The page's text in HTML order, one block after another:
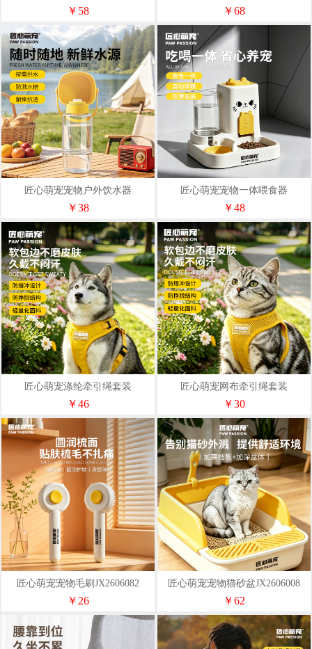
￥58 ￥68
匠心萌宠宠物户外饮水器
JX2606028
￥38
匠心萌宠宠物一体喂食器
JX2606035
￥48
匠心萌宠涤纶牵引绳套装
JX2606002
￥46
匠心萌宠网布牵引绳套装
JX2606001
￥30
匠心萌宠宠物毛刷JX2606082
￥26
匠心萌宠宠物猫砂盆JX2606008
￥62